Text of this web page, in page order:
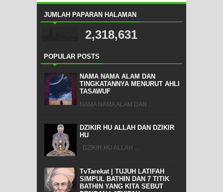
JUMLAH PAPARAN HALAMAN
2,318,631
POPULAR POSTS
NAMA NAMA ALAM DAN
TINGKATANNYA MENURUT AHLI
TASAWUF
NAMA NAMA ALAM DAN ...
DZIKIR HU ALLAH DAN DZIKIR
HU
DZIKIR HU ALLAH ...
TvTarekat | TUJUH LATIFAH
SIMPUL BATHIN DAN 7 TITIK
BATHIN YANG KITA SEBUT